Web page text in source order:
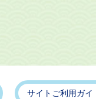
サイトご利用ガイ